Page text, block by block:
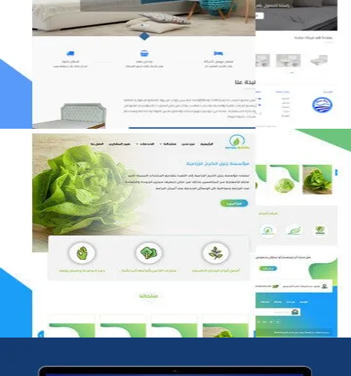
مصنع المراتب الخليجية
مؤسسة رتيل الخرج الزراعية
التفاصيل